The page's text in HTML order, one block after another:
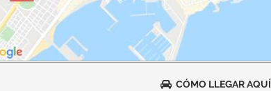
CÓMO LLEGAR AQUÍ